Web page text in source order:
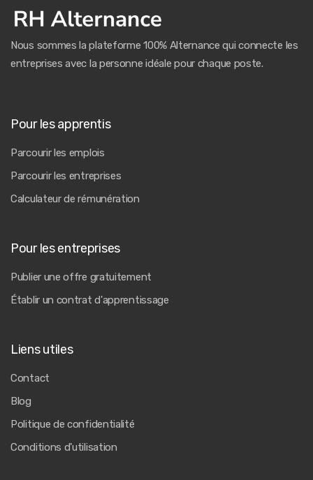
Nous sommes la plateforme 100% Alternance qui connecte les
entreprises avec la personne idéale pour chaque poste.
Pour les apprentis
Parcourir les emplois
Parcourir les entreprises
Calculateur de rémunération
Pour les entreprises
Publier une offre gratuitement
Établir un contrat d'apprentissage
Liens utiles
Contact
Blog
Politique de confidentialité
Conditions d'utilisation